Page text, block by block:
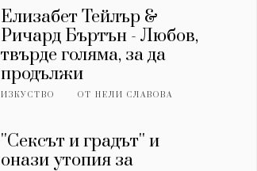
Елизабет Тейлър &
Ричард Бъртън - Любов,
твърде голяма, за да
продължи
ИЗКУСТВО ОТНЕЛИ СЛАВОВА
''Сексът и градът'' и
онази утопия за